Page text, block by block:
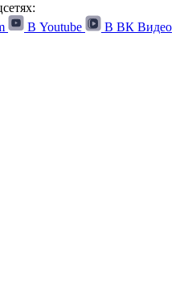
В Youtube
В ВК Видео